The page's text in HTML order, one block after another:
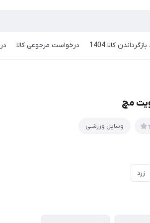
کالا 1404 درخواست مرجوعی کالا
مچ
وسایل ورزشـی
زرد